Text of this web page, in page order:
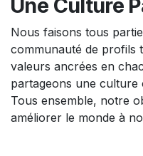
Une Culture
Nous faisons tous
communauté de profils
valeurs ancrées en
partageons une culture
Tous ensemble, notre
améliorer le monde à